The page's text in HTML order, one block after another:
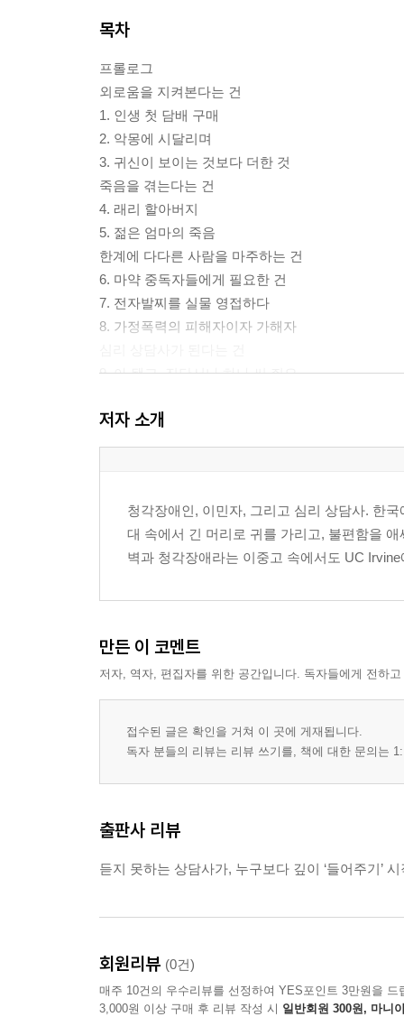
목차
프롤로그
외로움을 지켜본다는 건
1. 인생 첫 담배 구매
2. 악몽에 시달리며
3. 귀신이 보이는 것보다 더한 것
죽음을 겪는다는 건
4. 래리 할아버지
5. 젊은 엄마의 죽음
한계에 다다른 사람을 마주하는 건
6. 마약 중독자들에게 필요한 건
7. 전자발찌를 실물 영접하다
8. 가정폭력의 피해자이자 가해자
9. 아 됐고, 진단서나 하나 써 줘요.
에필로그
저자 소개
청각장애인, 이민자, 그리고 심리 상담사. 한
대 속에서 긴 머리로 귀를 가리고, 불편함을
벽과 청각장애라는 이중고 속에서도 UC
만든 이 코멘트
저자, 역자, 편집자를 위한 공간입니다. 독자들에게 전하
접수된 글은 확인을 거쳐 이 곳에 게재됩니다.
독자 분들의 리뷰는 리뷰 쓰기를, 책에 대한 문의는
출판사 리뷰
듣지 못하는 상담사가, 누구보다 깊이 ‘들어주기’
회원리뷰 (0건)
매주 10건의 우수리뷰를 선정하여 YES포인트 3만원을 드
3,000원 이상 구매 후 리뷰 작성 시 일반회원 300원, 마니